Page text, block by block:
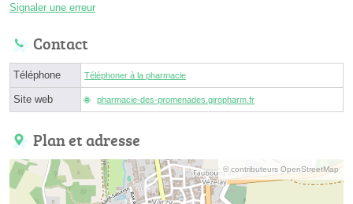
Signaler une erreur
Contact
Téléphone Téléphoner à la pharmacie
Site web pharmacie-des-promenades.giropharm.fr
Plan et adresse
© contributeurs OpenStreetMap